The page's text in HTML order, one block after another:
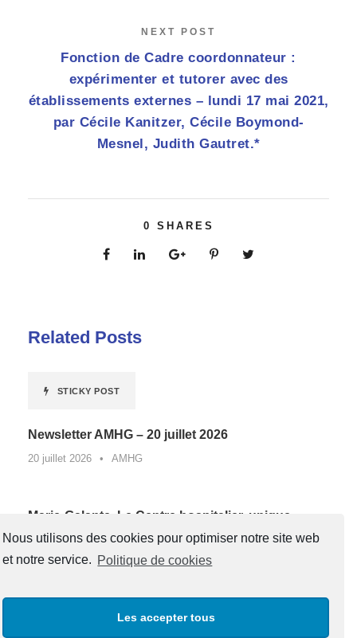
Nous utilisons des cookies pour optimiser notre site web
et notre service. Politique de cookies
Les accepter tous
NEXT POST
Fonction de Cadre coordonnateur :
expérimenter et tutorer avec des
établissements externes – lundi 17 mai 2021,
par Cécile Kanitzer, Cécile Boymond-
Mesnel, Judith Gautret.*
0 SHARES
Related Posts
STICKY POST
Newsletter AMHG – 20 juillet 2026
20 juillet 2026 • AMHG
Marie-Galante. Le Centre hospitalier, unique
lauréat de Guadeloupe d’un appel à projets
national contre la sédentarité au travail*
AMHG
« Un père, une boussole pour la vie »